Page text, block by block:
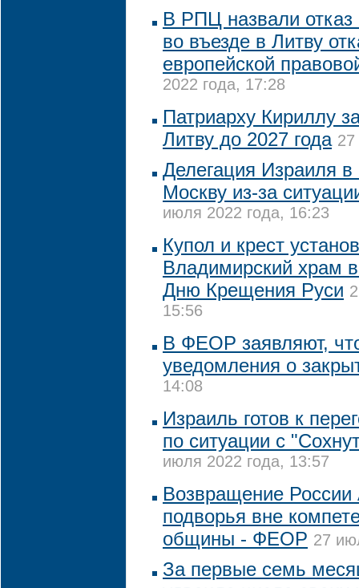
В РПЦ назвали отказ
во въезде в Литву
европейской
2022 года, 17:28
Патриарху Кириллу
Литву до 2027 года
Делегация Израиля в
Москву из-за
июля 2022 года, 16:23
Купол и крест
Владимирский храм
Дню Крещения Руси
15:56
В ФЕОР заявляют,
уведомления о
14:08
Израиль готов к
по ситуации с
июля 2022 года, 13:57
Возвращение России
подворья вне
общины - ФЕОР 27
За первые семь